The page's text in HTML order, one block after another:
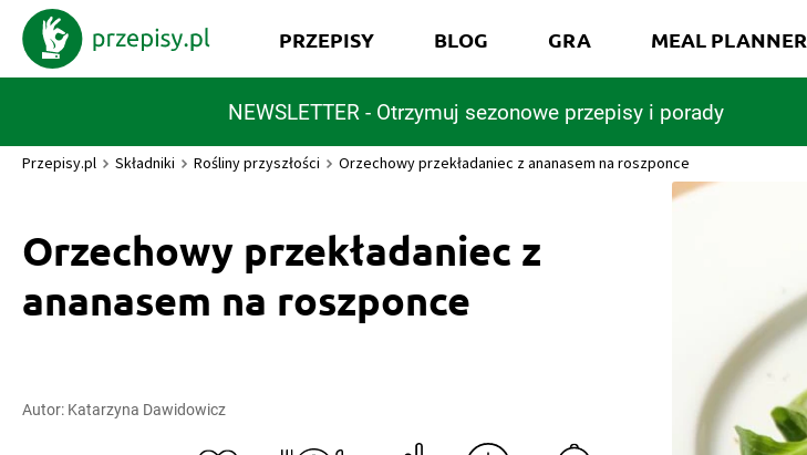
NEWSLETTER - Otrzymuj sezonowe przepisy i porady
PRZEPISY BLOG GRA MEAL PLANNER
Przepisy.pl Składniki Rośliny przyszłości Orzechowy przekładaniec z ananasem na roszponce
Orzechowy przekładaniec z
ananasem na roszponce
Autor: Katarzyna Dawidowicz